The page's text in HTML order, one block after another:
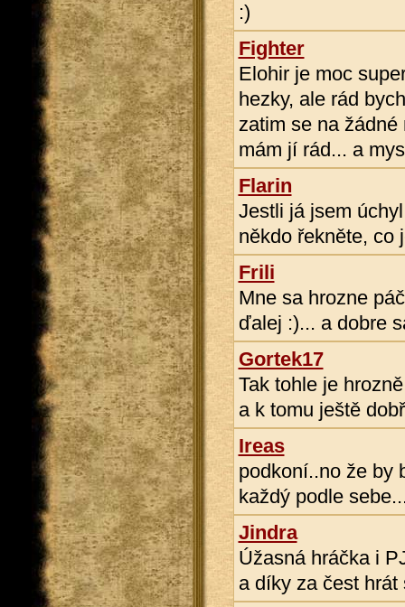
:)
Fighter
Elohir je moc
hezky, ale rád
zatim se na
mám jí rád... a
Flarin
Jestli já jsem
někdo řekněte, co
Frili
Mne sa hrozne
ďalej :)... a dobre
Gortek17
Tak tohle je
a k tomu ještě
Ireas
podkoní..no že by
každý podle
Jindra
Úžasná hráčka i
a díky za čest hrát